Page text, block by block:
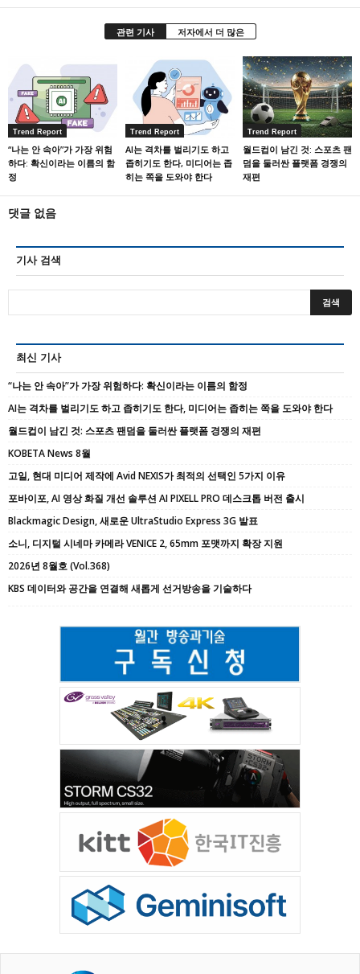
관련 기사 저자에서 더 많은
Trend Report
“나는 안 속아”가 가장 위험
하다: 확신이라는 이름의 함
정
Trend Report
AI는 격차를 벌리기도 하고
좁히기도 한다, 미디어는 좁
히는 쪽을 도와야 한다
Trend Report
월드컵이 남긴 것: 스포츠 팬
덤을 둘러싼 플랫폼 경쟁의
재편
댓글 없음
기사 검색
최신 기사
“나는 안 속아”가 가장 위험하다: 확신이라는 이름의 함정
AI는 격차를 벌리기도 하고 좁히기도 한다, 미디어는 좁히는 쪽을 도와야 한다
월드컵이 남긴 것: 스포츠 팬덤을 둘러싼 플랫폼 경쟁의 재편
KOBETA News 8월
고일, 현대 미디어 제작에 Avid NEXIS가 최적의 선택인 5가지 이유
포바이포, AI 영상 화질 개선 솔루션 AI PIXELL PRO 데스크톱 버전 출시
Blackmagic Design, 새로운 UltraStudio Express 3G 발표
소니, 디지털 시네마 카메라 VENICE 2, 65mm 포맷까지 확장 지원
2026년 8월호 (Vol.368)
KBS 데이터와 공간을 연결해 새롭게 선거방송을 기술하다